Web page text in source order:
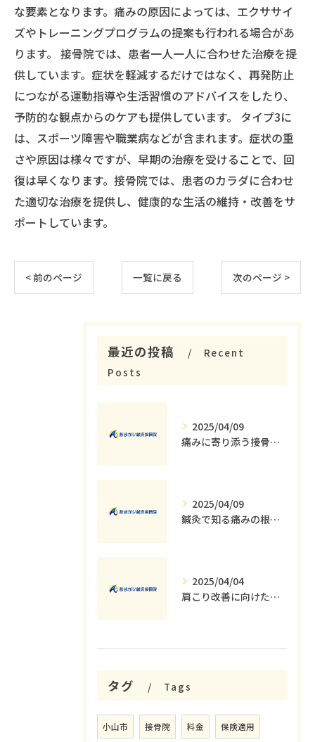
な要素となります。痛みの原因によっては、エクササイ
ズやトレーニングプログラムの提案も行われる場合があ
ります。 接骨院では、患者一人一人に合わせた治療を提
供しています。症状を軽減するだけではなく、再発防止
につながる運動指導や生活習慣のアドバイスをしたり、
予防的な観点からのケアも提供しています。 タイプ3に
は、スポーツ障害や職業病などが含まれます。症状の重
さや原因は様々ですが、早期の治療を受けることで、回
復は早くなります。接骨院では、患者のカラダに合わせ
た適切な治療を提供し、健康的な生活の維持・改善をサ
ポートしています。
< 前のページ 一覧に戻る 次のページ >
最近の投稿
Recent
Posts
2025/04/09
痛みに寄り添う接骨院の役割とその重要性
2025/04/09
鍼灸で知る痛みの根本原因とその解消法
2025/04/04
肩こり改善に向けた運動療法の重要性
タグ Tags
小山市 接骨院 料金 保険適用